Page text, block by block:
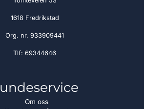
1618 Fredrikstad
Org. nr. 933909441
Tlf: 69344646
Om oss